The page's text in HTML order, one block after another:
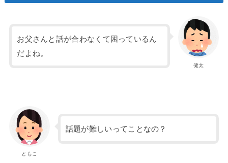
健太
お父さんと話が合わなくて困っているん
だよね。
ともこ
話題が難しいってことなの？